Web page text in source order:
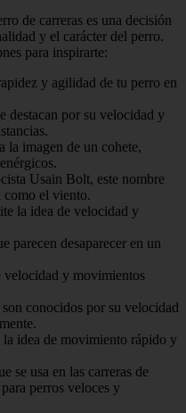
de carreras es una decisión
y el carácter del perro.
para inspirarte:
y agilidad de tu perro en
destacan por su velocidad y
la imagen de un cohete,
Usain Bolt, este nombre
como el viento.
la idea de velocidad y
parecen desaparecer en un
velocidad y movimientos
conocidos por su velocidad
idea de movimiento rápido y
se usa en las carreras de
perros veloces y